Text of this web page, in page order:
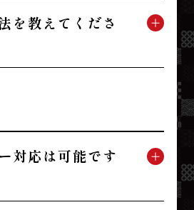
を教えてくださ
対応は可能です